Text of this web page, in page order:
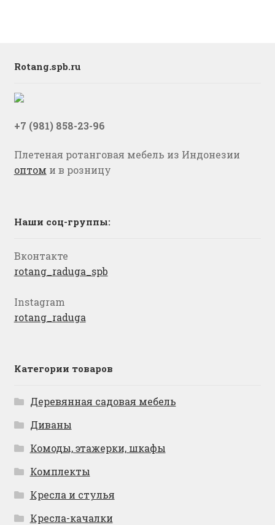
Rotang.spb.ru
+7 (981) 858-23-96
Плетеная ротанговая мебель из Индонезии
оптом и в розницу
Наши соц-группы:
Вконтакте
rotang_raduga_spb
Instagram
rotang_raduga
Категории товаров
Деревянная садовая мебель
Диваны
Комоды, этажерки, шкафы
Комплекты
Кресла и стулья
Кресла-качалки